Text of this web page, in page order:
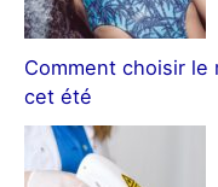
Comment choisir le
cet été